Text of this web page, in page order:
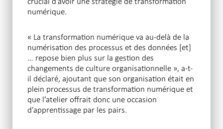
numérique.
« La transformation numérique va au-delà de la
numérisation des processus et des données [et]
… repose bien plus sur la gestion des
changements de culture organisationnelle », a-t-
il déclaré, ajoutant que son organisation était en
plein processus de transformation numérique et
que l’atelier offrait donc une occasion
d’apprentissage par les pairs.